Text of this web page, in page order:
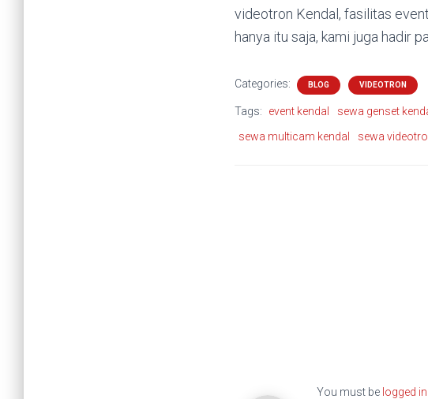
videotron Kendal, fasilitas
hanya itu saja, kami juga hadir
Categories: BLOG VIDEOTRON
Tags: event kendal
sewa genset
sewa multicam kendal
sewa
You must be logged in